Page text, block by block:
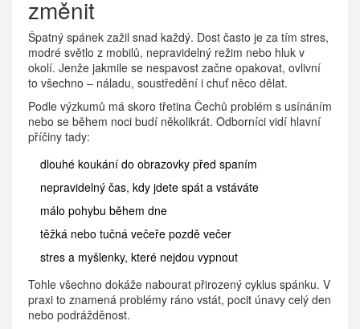
změnit
Špatný spánek zažil snad každý. Dost často je za tím stres,
modré světlo z mobilů, nepravidelný režim nebo hluk v
okolí. Jenže jakmile se nespavost začne opakovat, ovlivní
to všechno – náladu, soustředění i chuť něco dělat.
Podle výzkumů má skoro třetina Čechů problém s usínáním
nebo se během noci budí několikrát. Odborníci vidí hlavní
příčiny tady:
dlouhé koukání do obrazovky před spaním
nepravidelný čas, kdy jdete spát a vstáváte
málo pohybu během dne
těžká nebo tučná večeře pozdě večer
stres a myšlenky, které nejdou vypnout
Tohle všechno dokáže nabourat přirozený cyklus spánku. V
praxi to znamená problémy ráno vstát, pocit únavy celý den
nebo podrážděnost.